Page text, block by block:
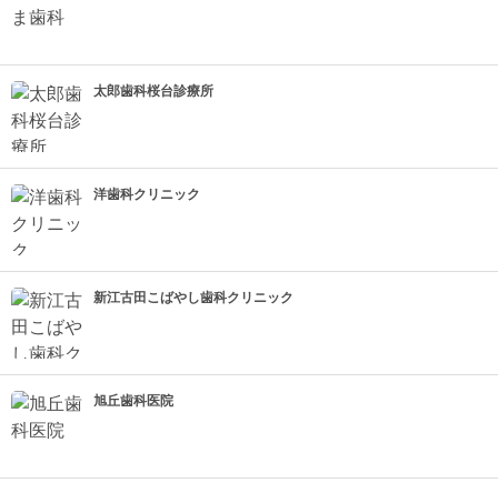
太郎歯科桜台診療所
洋歯科クリニック
新江古田こばやし歯科クリニック
旭丘歯科医院